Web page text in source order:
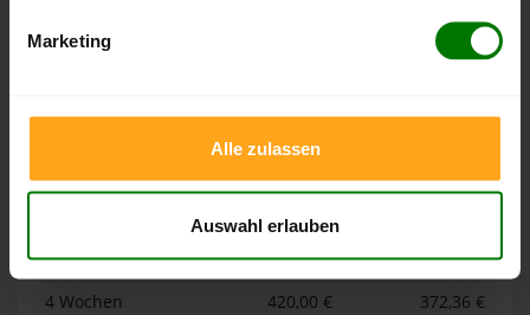
Marketing
Alle zulassen
Auswahl erlauben
Pelletspreise für lose Holzpellets und Holzpellets
Sackware in Georgsmarienhütte
. Das dazugehörige
Lose Holzpellets
Zeitraum Höchststand
Tiefststand
4 Wochen
420,00 € 372,36 €